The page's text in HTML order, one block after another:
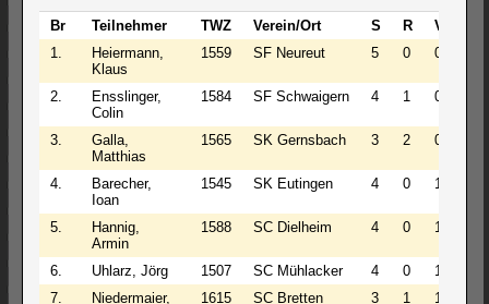
Br Teilnehmer TWZ Verein/Ort S R V
1.
Heiermann,
Klaus
1559 SF Neureut 5 0 0
2.
Ensslinger,
Colin
1584 SF Schwaigern 4 1 0
3.
Galla,
Matthias
1565 SK Gernsbach 3 2 0
4.
Barecher,
Ioan
1545 SK Eutingen 4 0 1
5.
Hannig,
Armin
1588 SC Dielheim 4 0 1
6. Uhlarz, Jörg 1507 SC Mühlacker 4 0 1
7.
Niedermaier,
1615 SC Bretten 3 1 1